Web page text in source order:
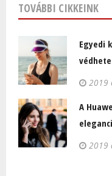
TOVÁBBI CIKKEINK
Egyedi
2019
A
2019